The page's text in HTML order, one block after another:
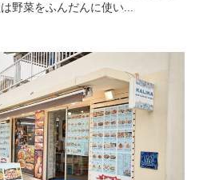
野菜をふんだんに使い...